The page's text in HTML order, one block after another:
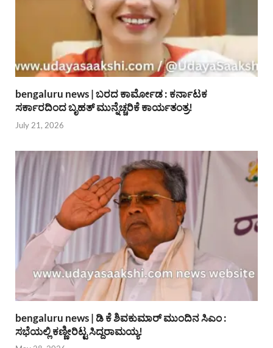
bengaluru news | ಬರದ ಕಾರ್ಮೋಡ : ಕರ್ನಾಟಕ
ಸರ್ಕಾರದಿಂದ ಬೃಹತ್ ಮುನ್ನೆಚ್ಚರಿಕೆ ಕಾರ್ಯತಂತ್ರ!
July 21, 2026
bengaluru news | ಡಿ ಕೆ ಶಿವಕುಮಾರ್ ಮುಂದಿನ ಸಿಎಂ :
ಸಭೆಯಲ್ಲಿ ಕಣ್ಣೀರಿಟ್ಟ ಸಿದ್ದರಾಮಯ್ಯ!